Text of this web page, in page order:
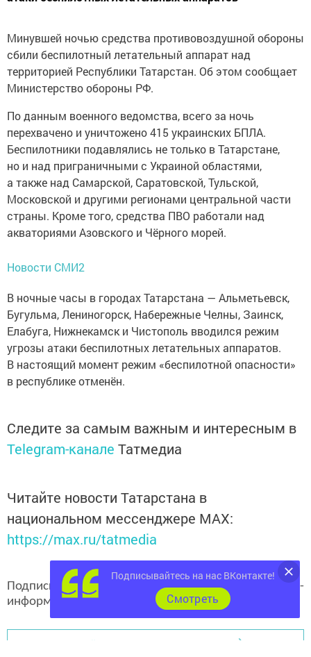
Минувшей ночью средства противовоздушной обороны
сбили беспилотный летательный аппарат над
территорией Республики Татарстан. Об этом сообщает
Министерство обороны РФ.
По данным военного ведомства, всего за ночь
перехвачено и уничтожено 415 украинских БПЛА.
Беспилотники подавлялись не только в Татарстане,
но и над приграничными с Украиной областями,
а также над Самарской, Саратовской, Тульской,
Московской и другими регионами центральной части
страны. Кроме того, средства ПВО работали над
акваториями Азовского и Чёрного морей.
Новости СМИ2
В ночные часы в городах Татарстана — Альметьевск,
Бугульма, Лениногорск, Набережные Челны, Заинск,
Елабуга, Нижнекамск и Чистополь вводился режим
угрозы атаки беспилотных летательных аппаратов.
В настоящий момент режим «беспилотной опасности»
в республике отменён.
Следите за самым важным и интересным в
Telegram-канале Татмедиа
Читайте новости Татарстана в
национальном мессенджере MАХ:
https://max.ru/tatmedia
Подписывайтесь на нашканалMAX«Чистополь-
информ»
Подписывайтесь на нас ВКонтакте!
Cмотреть